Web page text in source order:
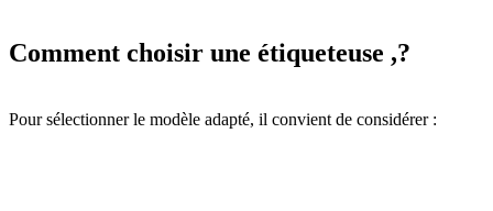
Comment choisir une étiqueteuse ,?
Pour sélectionner le modèle adapté, il convient de considérer :